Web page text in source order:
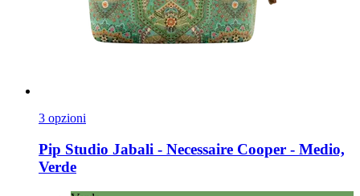
3 opzioni
Pip Studio Jabali -​ Necessaire Cooper -​ Medio,
Verde